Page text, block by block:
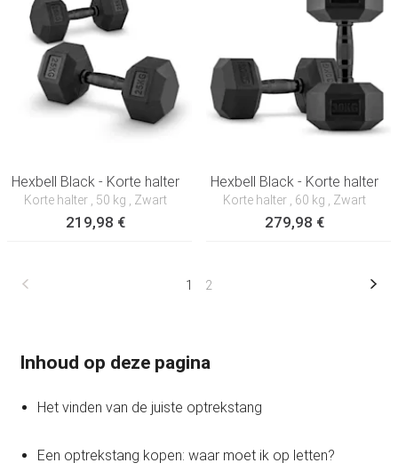
Hexbell Black - Korte halter
Korte halter , 50 kg , Zwart
219,98 €
Hexbell Black - Korte halter
Korte halter , 60 kg , Zwart
279,98 €
1 2
Inhoud op deze pagina
Het vinden van de juiste optrekstang
Een optrekstang kopen: waar moet ik op letten?